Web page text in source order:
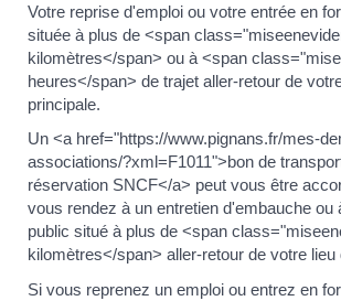
Votre reprise d'emploi ou votre entrée en
située à plus de <span
kilomètres</span> ou à <span
heures</span> de trajet aller-retour de
principale.
Un <a href="https://www.pignans.fr/mes-
associations/?xml=F1011">bon de
réservation SNCF</a> peut vous être
vous rendez à un entretien d'embauche ou
public situé à plus de <span
kilomètres</span> aller-retour de votre lieu
Si vous reprenez un emploi ou entrez en